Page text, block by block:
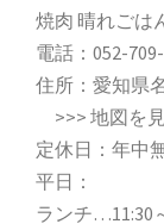
焼肉 晴れごは
電話： 052-
住所：愛知県
>>> 地図を
定休日：年中
平日：
ランチ…11:30